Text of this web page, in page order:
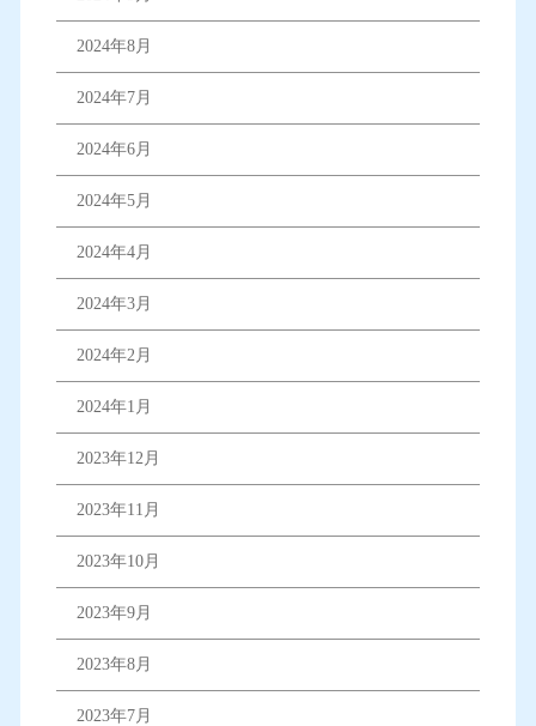
2024年8月
2024年7月
2024年6月
2024年5月
2024年4月
2024年3月
2024年2月
2024年1月
2023年12月
2023年11月
2023年10月
2023年9月
2023年8月
2023年7月